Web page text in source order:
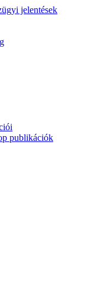
jelentések
publikációk